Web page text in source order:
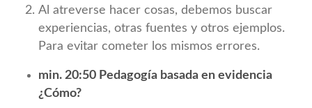
Al atreverse hacer cosas, debemos buscar
experiencias, otras fuentes y otros ejemplos.
Para evitar cometer los mismos errores.
min. 20:50 Pedagogía basada en evidencia
¿Cómo?